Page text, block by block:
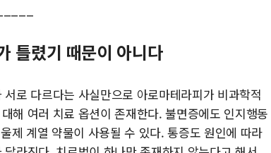
틀렸기 때문이 아니다
로 다르다는 사실만으로 아로마테라피가 비과학적
해 여러 치료 옵션이 존재한다. 불면증에도 인지행동
제 계열 약물이 사용될 수 있다. 통증도 원인에 따라